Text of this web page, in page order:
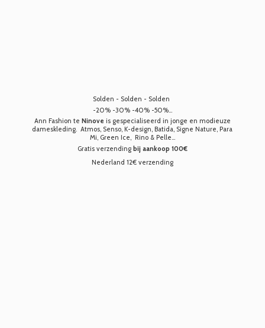
Solden - Solden - Solden
-20% -30% -40% -50%...
Ann Fashion te Ninove is gespecialiseerd in jonge en modieuze
dameskleding. Atmos, Senso, K-design, Batida, Signe Nature, Para
Mi, Green Ice, Rino & Pelle...
Gratis verzending bij aankoop 100€
Nederland 12€ verzending